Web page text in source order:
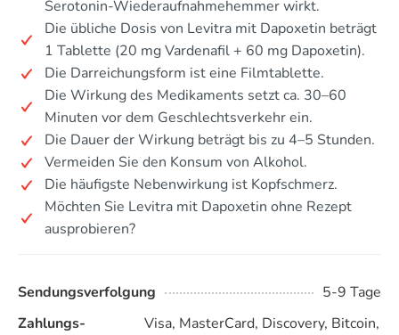
Serotonin-Wiederaufnahmehemmer wirkt.
Die übliche Dosis von Levitra mit Dapoxetin beträgt
1 Tablette (20 mg Vardenafil + 60 mg Dapoxetin).
Die Darreichungsform ist eine Filmtablette.
Die Wirkung des Medikaments setzt ca. 30–60
Minuten vor dem Geschlechtsverkehr ein.
Die Dauer der Wirkung beträgt bis zu 4–5 Stunden.
Vermeiden Sie den Konsum von Alkohol.
Die häufigste Nebenwirkung ist Kopfschmerz.
Möchten Sie Levitra mit Dapoxetin ohne Rezept
ausprobieren?
Sendungsverfolgung
5-9 Tage
Zahlungs-
Visa, MasterCard, Discovery, Bitcoin,